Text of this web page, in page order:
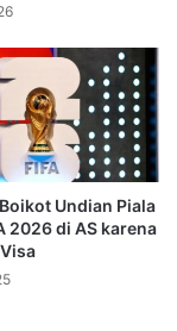
Undian Piala
2026 di AS karena